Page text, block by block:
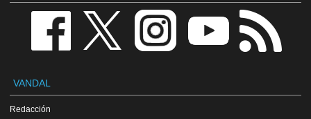
VANDAL
Redacción